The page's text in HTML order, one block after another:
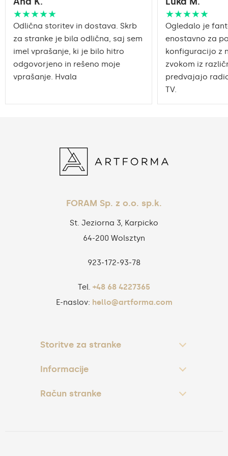
embalaža zagotavlja
varen prevoz do vašega
doma.
Obdelava robov
Ogledalo s poliranimi
robovi
★★★★★
Odlična storitev in dostava. Skrb
za stranke je bila odlična, saj sem
imel vprašanje, ki je bilo hitro
odgovorjeno in rešeno moje
vprašanje. Hvala
★★★★★
Ogledalo je
enostavno za
konfiguracijo z
zvokom iz
predvajajo
TV.
FORAM Sp. z o.o. sp.k.
St. Jeziorna 3, Karpicko
64-200 Wolsztyn
923‑172‑93‑78
Tel. +48 68 4227365
E-naslov: hello@artforma.com
Storitve za stranke
Informacije
Račun stranke